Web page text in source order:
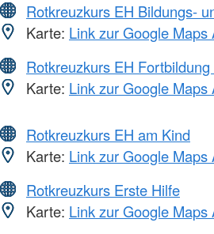
Rotkreuzkurs EH Bildungs-
Karte: Link zur Google Maps
Rotkreuzkurs EH Fortbildung
Karte: Link zur Google Maps
Rotkreuzkurs EH am Kind
Karte: Link zur Google Maps
Rotkreuzkurs Erste Hilfe
Karte: Link zur Google Maps